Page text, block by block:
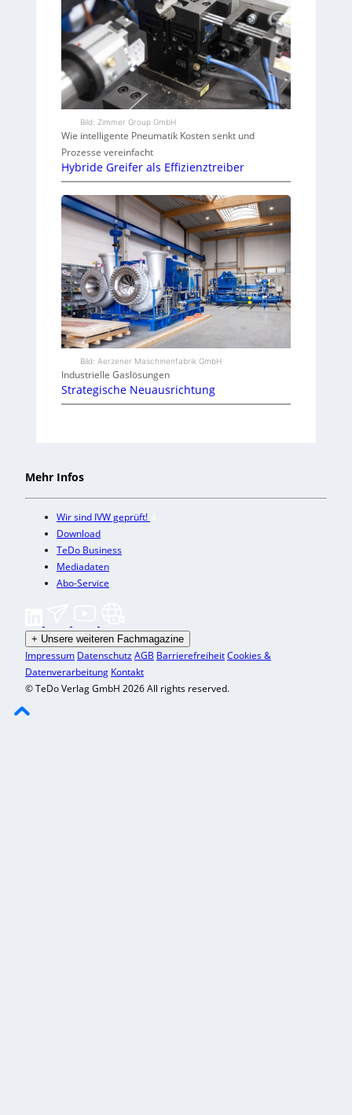
Bild: Zimmer Group GmbH
Wie intelligente Pneumatik Kosten senkt und
Prozesse vereinfacht
Hybride Greifer als Effizienztreiber
Bild: Aerzener Maschinenfabrik GmbH
Industrielle Gaslösungen
Strategische Neuausrichtung
Mehr Infos
Wir sind IVW geprüft!
Download
TeDo Business
Mediadaten
Abo-Service
+ Unsere weiteren Fachmagazine
Impressum DatenschutzAGB BarrierefreiheitCookies &
Datenverarbeitung Kontakt
© TeDo Verlag GmbH 2026 All rights reserved.